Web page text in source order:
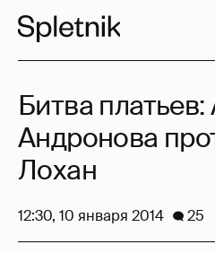
Битва
Андронова
Лохан
12:30, 10 января 2014 25